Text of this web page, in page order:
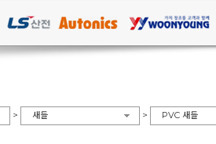
> 새들 > PVC 새들